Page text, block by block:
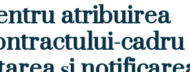
atribuirea
cadru